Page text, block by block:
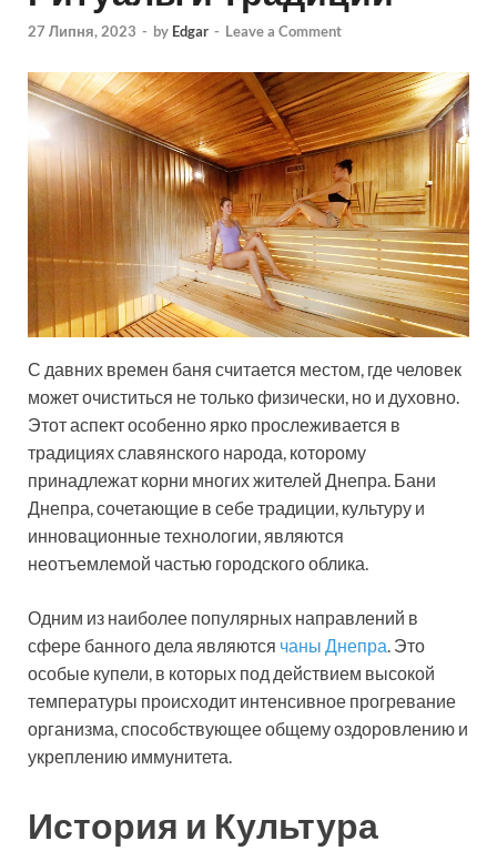
27 Липня, 2023 - by Edgar - Leave a Comment
С давних времен баня считается местом, где человек
может очиститься не только физически, но и духовно.
Этот аспект особенно ярко прослеживается в
традициях славянского народа, которому
принадлежат корни многих жителей Днепра. Бани
Днепра, сочетающие в себе традиции, культуру и
инновационные технологии, являются
неотъемлемой частью городского облика.
Одним из наиболее популярных направлений в
сфере банного дела являются чаны Днепра. Это
особые купели, в которых под действием высокой
температуры происходит интенсивное прогревание
организма, способствующее общему оздоровлению и
укреплению иммунитета.
История и Культура